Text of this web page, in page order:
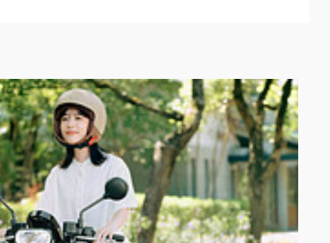
人未依 Gogoro 聯繫時指定之期限前於此頁面填寫相關資訊或獎品寄送地址填
除不提供任何補償外，亦不遞補受贈名額。
不另行通知。